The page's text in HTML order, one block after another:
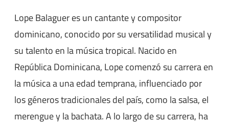
Lope Balaguer es un cantante y compositor
dominicano, conocido por su versatilidad musical y
su talento en la música tropical. Nacido en
República Dominicana, Lope comenzó su carrera en
la música a una edad temprana, influenciado por
los géneros tradicionales del país, como la salsa, el
merengue y la bachata. A lo largo de su carrera, ha